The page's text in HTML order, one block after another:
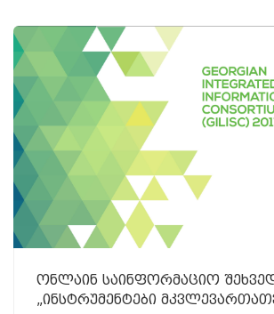
ონლაინ საინფორმაციო
„ინსტრუმენტები